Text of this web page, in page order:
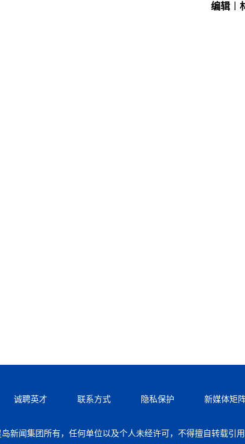
编辑︱
诚聘英才 联系方式 隐私保护 新媒体矩
新闻集团所有，任何单位以及个人未经许可，不得擅自转载引用